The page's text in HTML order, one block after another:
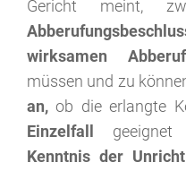
Gericht meint,
wirksamen
müssen und zu
an,ob die erlangte
Einzelfall
Kenntnis der